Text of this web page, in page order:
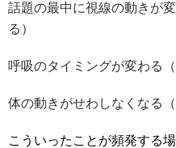
話題の最中に視線の動きが
る）
呼吸のタイミングが変わる
体の動きがせわしなくなる
こういったことが頻発する